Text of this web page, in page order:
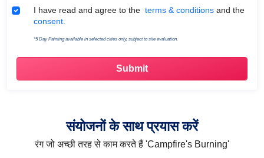
Terms & Conditions
I have read and agree to the terms & conditions and the
consent.
*5 Day Painting available in selected cities only, subject to site evaluation.
संयोजनों के साथ प्रयास करें
रंग जो अच्छी तरह से काम करते हैं 'Campfire's Burning'